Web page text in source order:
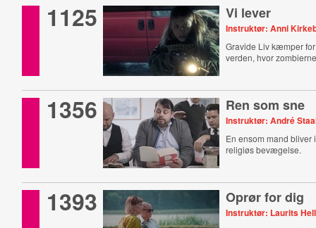
1125 Vi lever
Instruktør: Anni
Gravide Liv kæmper
verden, hvor
1356 Ren som sne
Instruktør: André
En ensom mand bliver
religiøs bevægelse.
1393 Oprør for dig
Instruktør: Laurits